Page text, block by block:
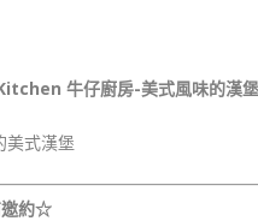
牛仔廚房-美式風味的漢堡
美式漢堡
約☆